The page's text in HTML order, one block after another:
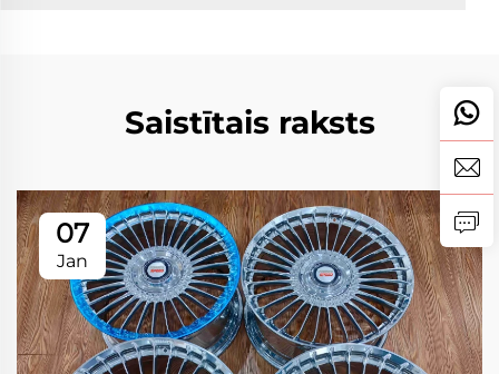
Saistītais raksts
07
Jan